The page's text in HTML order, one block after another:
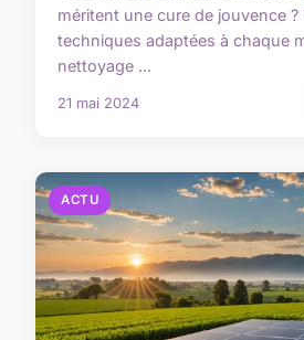
méritent une cure de jouvence ?
techniques adaptées à chaque
nettoyage ...
21 mai 2024
ACTU